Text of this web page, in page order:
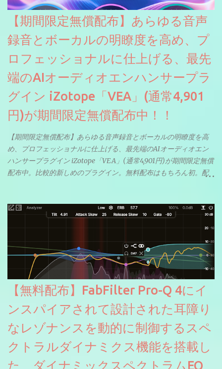
【期間限定無償配布】あらゆる音声
録音とボーカルの明瞭度を高め、プ
ロフェッショナルに仕上げる、最先
端のAIオーディオエンハンサープラ
グイン iZotope「VEA」(通常4,901
円)が期間限定無償配布中！！
【期間限定無償配布】あらゆる音声録音とボーカルの明瞭度を高
め、プロフェッショナルに仕上げる、最先端のAIオーディオエン
ハンサープラグイン iZotope「VEA」(通常4,901円)が期間限定無償
配布中。比較的新しめのプラグイン。無料配布はもちろん初。配
【無料配布】FabFilter Pro-Q 4にイ
ンスパイアされて設計された耳障り
なレゾナンスを動的に制御するスペ
クトラルダイナミクス機能を搭載し
た、ダイナミックスペクトラムEQ